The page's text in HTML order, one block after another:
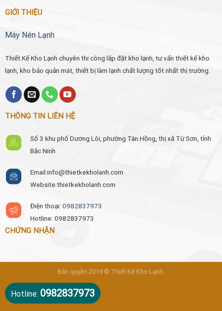
GIỚI THIỆU
Máy Nén Lạnh
Thiết Kế Kho Lạnh chuyên thi công lắp đặt kho lạnh, tư vấn thiết kế kho
lạnh, kho bảo quản mát, thiết bị làm lạnh chất lượng tốt nhất thị trường.
THÔNG TIN LIÊN HỆ
Số 3 khu phố Dương Lôi, phường Tân Hồng, thị xã Từ Sơn, tỉnh
Bắc Ninh
Email:info@thietkekholanh.com
Website:thietkekholanh.com
Điện thoại: 0982837973
Hotline: 0982837973
CHỨNG NHẬN
Bản quyền 2019 © Thiết Kế Kho Lạnh.
Hotline: 0982837973